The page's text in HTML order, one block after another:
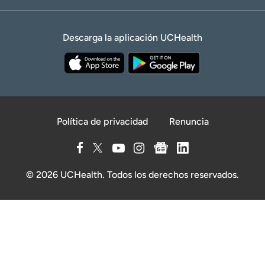
Descarga la aplicación UCHealth
Política de privacidad Renuncia
© 2026 UCHealth. Todos los derechos reservados.